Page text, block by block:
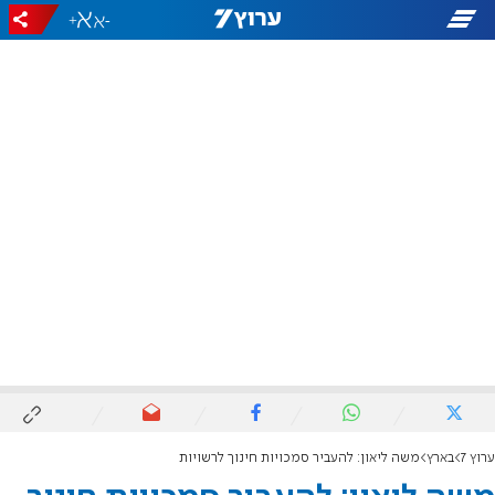
-
+
ערוץ 7 בארץ משה ליאון: להעביר סמכויות חינוך לרשויות